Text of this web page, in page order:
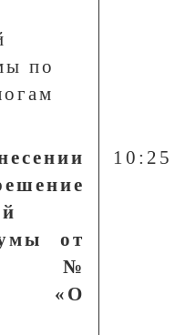
по
от
№
«О